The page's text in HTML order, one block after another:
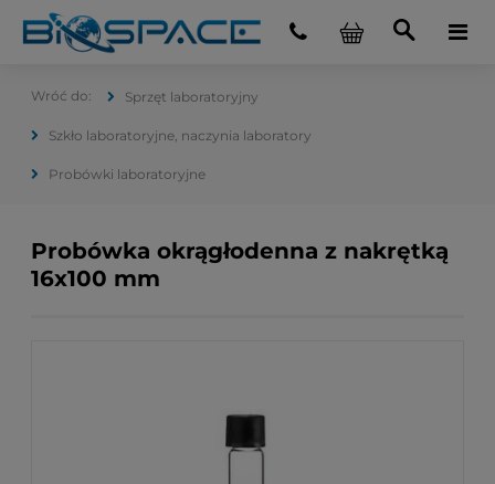
Sprzęt laboratoryjny
Szkło laboratoryjne, naczynia laboratory
Probówki laboratoryjne
Probówka okrągłodenna z nakrętką
16x100 mm